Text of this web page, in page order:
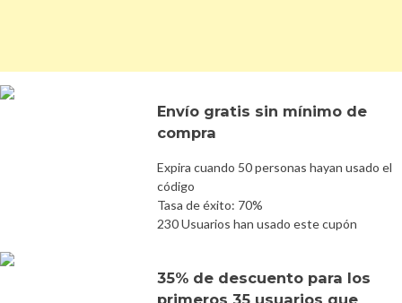
Envío gratis sin mínimo de
compra
Expira cuando 50 personas hayan usado el
código
Tasa de éxito: 70%
230 Usuarios han usado este cupón
35% de descuento para los
primeros 35 usuarios que